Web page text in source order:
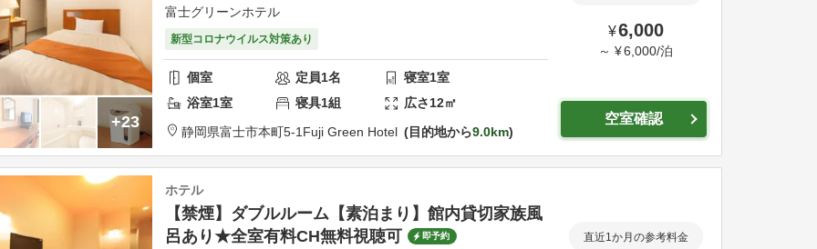
+23
富士グリーンホテル
新型コロナウイルス対策あり
個室 定員1名 寝室1室
浴室1室 寝具1組 広さ12㎡
静岡県富士市本町5-1 Fuji Green Hotel 目的地から9.0km
¥6,000
～ ¥6,000/泊
空室確認
ホテル
【禁煙】ダブルルーム【素泊まり】館内貸切家族風
呂あり★全室有料CH無料視聴可
即予約 直近1か月の参考料金